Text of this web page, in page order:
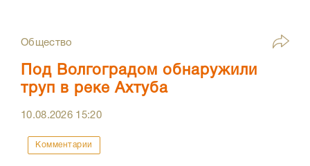
Общество
Под Волгоградом обнаружили
труп в реке Ахтуба
10.08.2026 15:20
Комментарии